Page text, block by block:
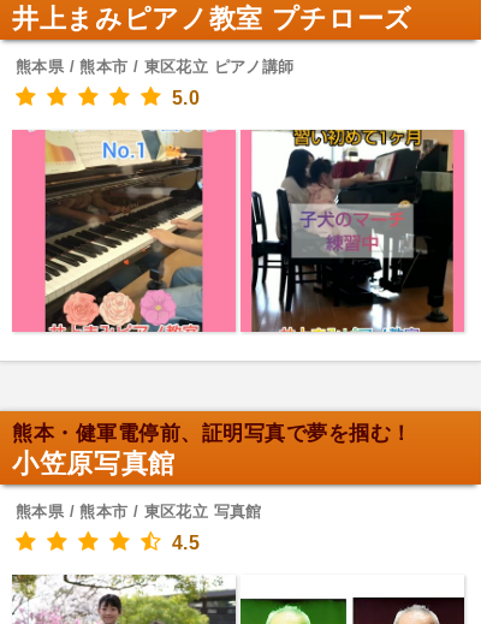
井上まみピアノ教室 プチローズ
熊本県 / 熊本市 / 東区花立 ピアノ講師
5.0
熊本・健軍電停前、証明写真で夢を掴む！
小笠原写真館
熊本県 / 熊本市 / 東区花立 写真館
4.5